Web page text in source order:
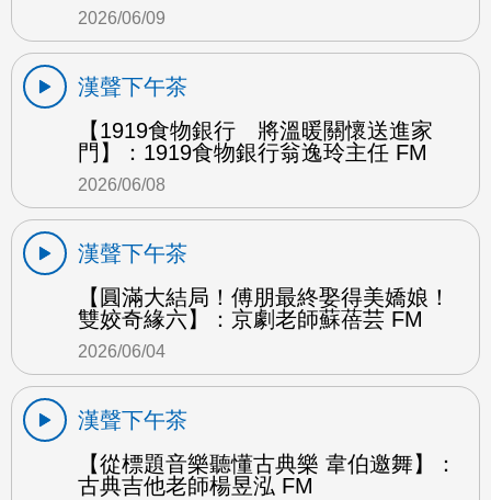
2026/06/09
漢聲下午茶
【1919食物銀行 將溫暖關懷送進家
門】：1919食物銀行翁逸玲主任 FM
2026/06/08
漢聲下午茶
【圓滿大結局！傅朋最終娶得美嬌娘！
雙姣奇緣六】：京劇老師蘇蓓芸 FM
2026/06/04
漢聲下午茶
【從標題音樂聽懂古典樂 韋伯邀舞】：
古典吉他老師楊昱泓 FM